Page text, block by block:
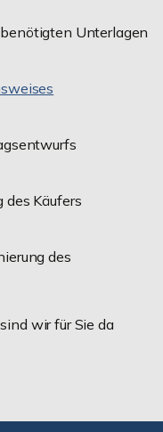
Unterlagen
des Käufers
des
wir für Sie da